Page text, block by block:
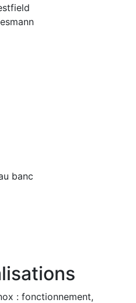
banc
: fonctionnement,